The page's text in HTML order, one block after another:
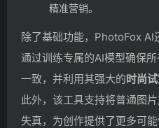
精准营销。
除了基础功能，PhotoFox AI
通过训练专属的AI模型确保
一致，并利用其强大的时尚
此外，该工具支持将普通图
失真，为创作提供了更多可能